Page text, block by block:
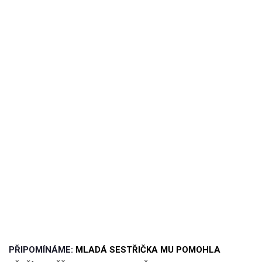
PŘIPOMÍNÁME: MLADÁ SESTŘIČKA MU POMOHLA